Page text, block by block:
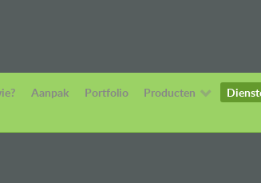
Aanpak Portfolio Producten